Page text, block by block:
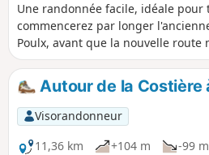
Une randonnée facile, idéale pour
commencerez par longer
Poulx, avant que la nouvelle route
début des années 1990. Vous
devant deux anciennes bornes
indiqueront la distance jusqu'à la
paysage, oasis de prés verdoyants
La deuxième partie de la
garrigue typique au gré de larges
Autour de la Costière
Visorandonneur
11,36 km
+104 m -99 m